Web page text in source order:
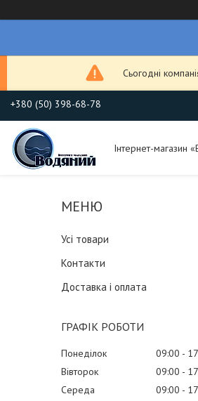
Сьогодні
+380 (50) 398-68-78
Інтернет-магазин
Усі товари
Контакти
Доставка і оплата
ГРАФІК РОБОТИ
Понеділок 09:00
Вівторок
09:00
Середа
09:00